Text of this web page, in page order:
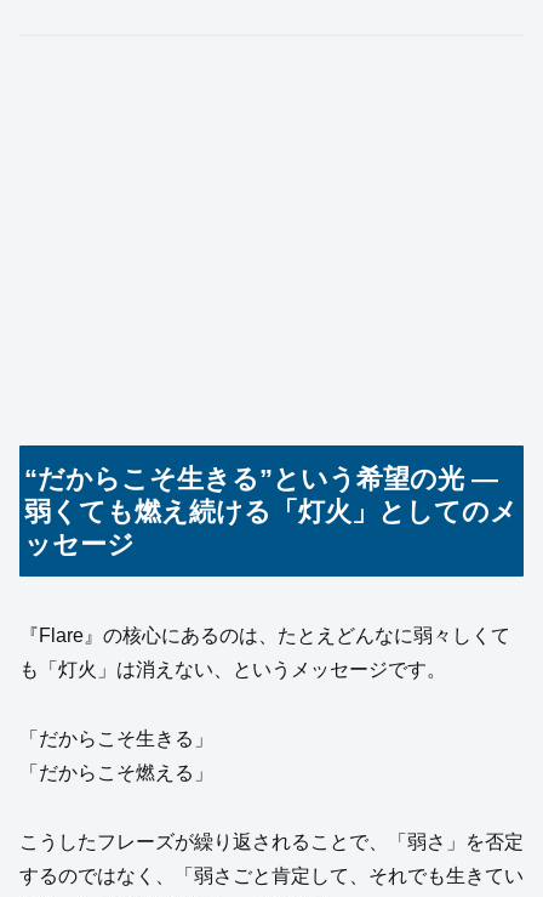
“だからこそ生きる”という希望の光 ―
弱くても燃え続ける「灯火」としてのメ
ッセージ
『Flare』の核心にあるのは、たとえどんなに弱々しくて
も「灯火」は消えない、というメッセージです。
「だからこそ生きる」
「だからこそ燃える」
こうしたフレーズが繰り返されることで、「弱さ」を否定
するのではなく、「弱さごと肯定して、それでも生きてい